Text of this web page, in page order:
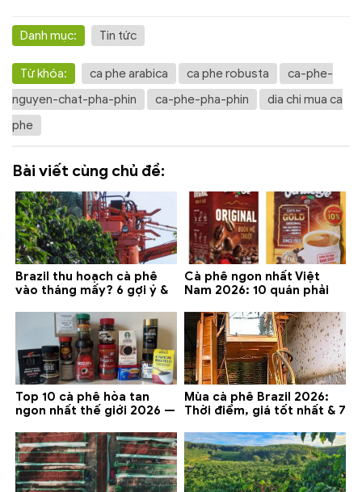
Danh mục: Tin tức
Từ khóa: ca phe arabica ca phe robusta
ca-phe-
nguyen-chat-pha-phin
ca-phe-pha-phin
dia chi mua ca
phe
Bài viết cùng chủ đề:
Brazil thu hoạch cà phê
vào tháng mấy? 6 gợi ý &
Cà phê ngon nhất Việt
Nam 2026: 10 quán phải
Lạt
Top 10 cà phê hòa tan
ngon nhất thế giới 2026 —
Mùa cà phê Brazil 2026:
Thời điểm, giá tốt nhất & 7